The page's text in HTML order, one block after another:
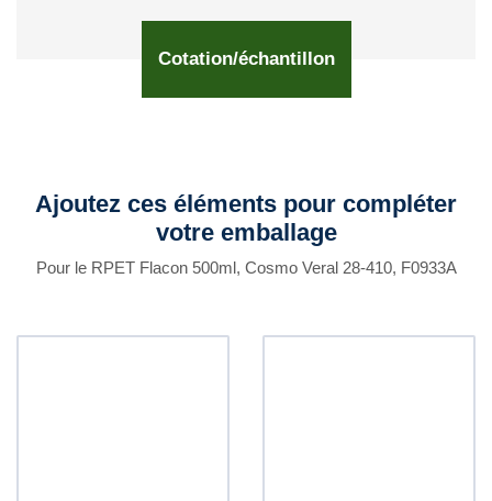
Cotation/échantillon
Ajoutez ces éléments pour compléter
votre emballage
Pour le RPET Flacon 500ml, Cosmo Veral 28-410, F0933A